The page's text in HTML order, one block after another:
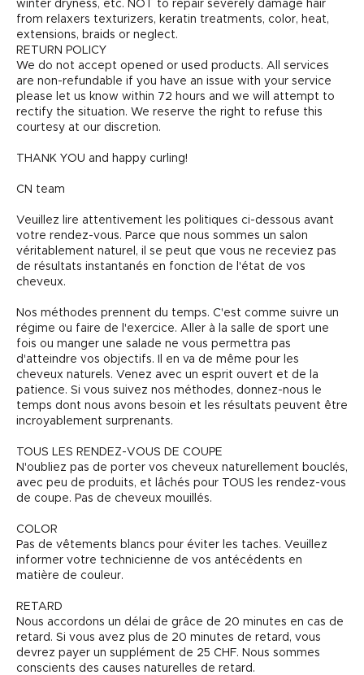
winter dryness, etc. NOT to repair severely damage hair
from relaxers texturizers, keratin treatments, color, heat,
extensions, braids or neglect.
RETURN POLICY
We do not accept opened or used products. All services
are non-refundable if you have an issue with your service
please let us know within 72 hours and we will attempt to
rectify the situation. We reserve the right to refuse this
courtesy at our discretion.
THANK YOU and happy curling!
CN team
Veuillez lire attentivement les politiques ci-dessous avant
votre rendez-vous. Parce que nous sommes un salon
véritablement naturel, il se peut que vous ne receviez pas
de résultats instantanés en fonction de l'état de vos
cheveux.
Nos méthodes prennent du temps. C'est comme suivre un
régime ou faire de l'exercice. Aller à la salle de sport une
fois ou manger une salade ne vous permettra pas
d'atteindre vos objectifs. Il en va de même pour les
cheveux naturels. Venez avec un esprit ouvert et de la
patience. Si vous suivez nos méthodes, donnez-nous le
temps dont nous avons besoin et les résultats peuvent être
incroyablement surprenants.
TOUS LES RENDEZ-VOUS DE COUPE
N'oubliez pas de porter vos cheveux naturellement bouclés,
avec peu de produits, et lâchés pour TOUS les rendez-vous
de coupe. Pas de cheveux mouillés.
COLOR
Pas de vêtements blancs pour éviter les taches. Veuillez
informer votre technicienne de vos antécédents en
matière de couleur.
RETARD
Nous accordons un délai de grâce de 20 minutes en cas de
retard. Si vous avez plus de 20 minutes de retard, vous
devrez payer un supplément de 25 CHF. Nous sommes
conscients des causes naturelles de retard.